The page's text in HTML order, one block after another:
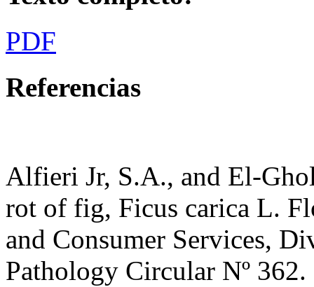
PDF
Referencias
Alfieri Jr, S.A., and El-
rot of fig, Ficus carica L.
and Consumer Services,
Pathology Circular Nº 362.